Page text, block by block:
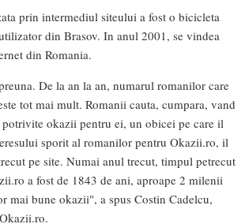
prin intermediul siteului a fost o bicicleta
din Brasov. In anul 2001, se vindea
din Romania.
De la an la an, numarul romanilor care
tot mai mult. Romanii cauta, cumpara, vand
okazii pentru ei, un obicei pe care il
sporit al romanilor pentru Okazii.ro, il
pe site. Numai anul trecut, timpul petrecut
a fost de 1843 de ani, aproape 2 milenii
mai bune okazii", a spus Costin Cadelcu,